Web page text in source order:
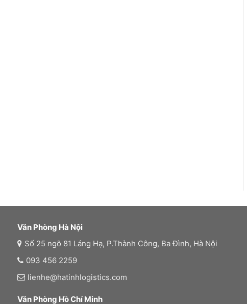
Văn Phòng Hà Nội
Số 25 ngõ 81 Láng Hạ, P.Thành Công, Ba Đình, Hà Nội
093 456 2259
lienhe@hatinhlogistics.com
Văn Phòng Hồ Chí Minh